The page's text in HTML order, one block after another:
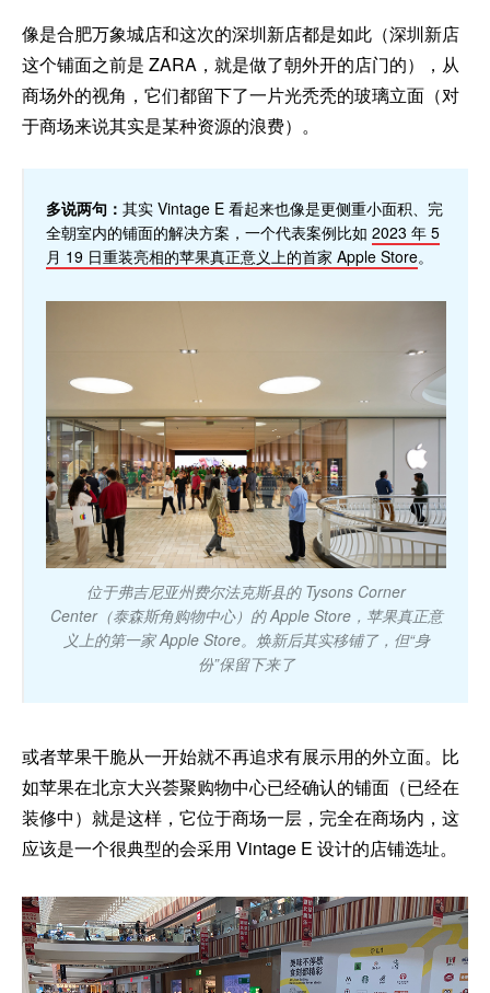
像是合肥万象城店和这次的深圳新店都是如此（深圳新店
这个铺面之前是 ZARA，就是做了朝外开的店门的），从
商场外的视角，它们都留下了一片光秃秃的玻璃立面（对
于商场来说其实是某种资源的浪费）。
多说两句： 其实 Vintage E 看起来也像是更侧重小面积、完
全朝室内的铺面的解决方案，一个代表案例比如 2023 年 5
月 19 日重装亮相的苹果真正意义上的首家 Apple Store。
位于弗吉尼亚州费尔法克斯县的 Tysons Corner
Center（泰森斯角购物中心）的 Apple Store，苹果真正意
义上的第一家 Apple Store。焕新后其实移铺了，但“身
份”保留下来了
或者苹果干脆从一开始就不再追求有展示用的外立面。比
如苹果在北京大兴荟聚购物中心已经确认的铺面（已经在
装修中）就是这样，它位于商场一层，完全在商场内，这
应该是一个很典型的会采用 Vintage E 设计的店铺选址。